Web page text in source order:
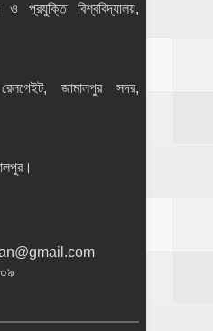
ও প্রযুক্তি বিশ্ববিদ্যালয়,
রেলগেইট, জামালপুর সদর,